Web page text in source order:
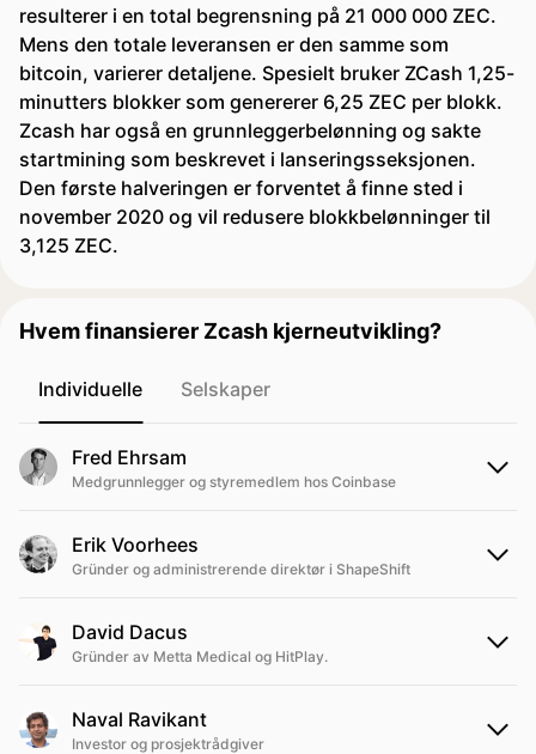
resulterer i en total begrensning på 21 000 000 ZEC.
Mens den totale leveransen er den samme som
bitcoin, varierer detaljene. Spesielt bruker ZCash 1,25-
minutters blokker som genererer 6,25 ZEC per blokk.
Zcash har også en grunnleggerbelønning og sakte
startmining som beskrevet i lanseringsseksjonen.
Den første halveringen er forventet å finne sted i
november 2020 og vil redusere blokkbelønninger til
3,125 ZEC.
Hvem finansierer Zcash kjerneutvikling?
Individuelle Selskaper
Fred Ehrsam
Medgrunnlegger og styremedlem hos Coinbase
Erik Voorhees
Gründer og administrerende direktør i ShapeShift
David Dacus
Gründer av Metta Medical og HitPlay.
Naval Ravikant
Investor og prosjektrådgiver